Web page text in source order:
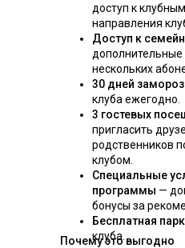
доступ к
направления
Доступ к
дополнительные
нескольких
30 дней
клуба ежегодно.
3 гостевых
пригласить
родственников
клубом.
Специальные
программы —
бонусы за
Бесплатная
клуба.
Почему это выгодно